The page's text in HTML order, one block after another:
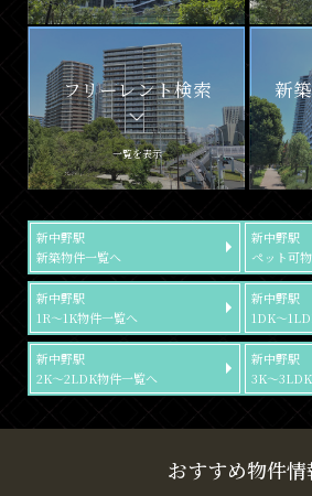
フリーレント検索
一覧を表示
新
新中野駅
新築物件一覧へ
新中野駅
ペット可
新中野駅
1R～1K物件一覧へ
新中野駅
1DK～
新中野駅
2K～2LDK物件一覧へ
新中野駅
3K～
おすすめ物件情